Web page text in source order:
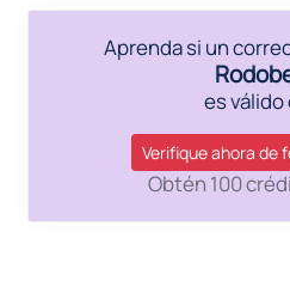
Aprenda si un
es válido
Verifique ahora de
Obtén 100